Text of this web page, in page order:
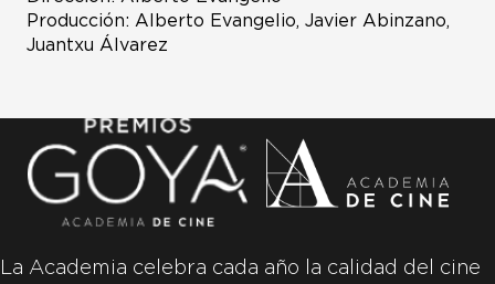
Producción: Alberto Evangelio, Javier Abinzano,
Juantxu Álvarez
La Academia celebra cada año la calidad del cine